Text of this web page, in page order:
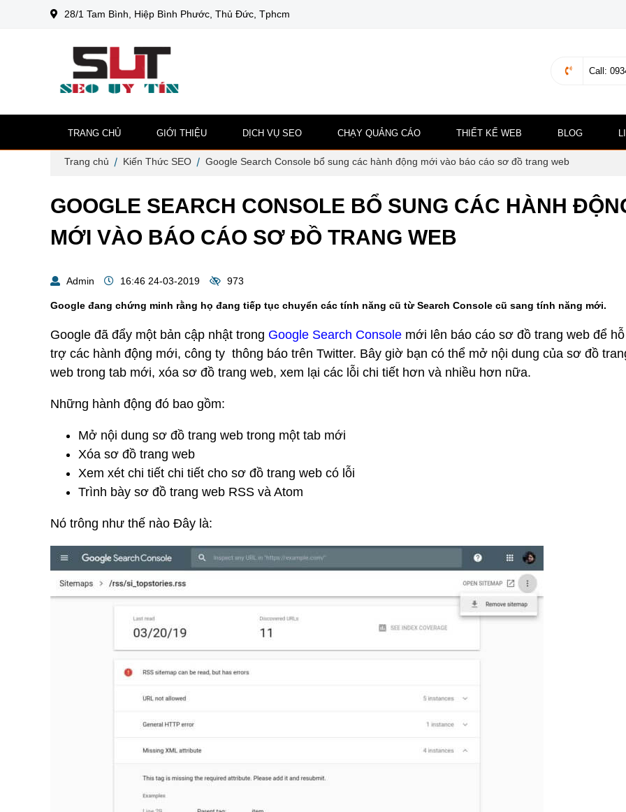
Trang chủ Kiến Thức SEO Google Search Console bổ sung các hành động mới vào báo cáo sơ đồ trang web
GOOGLE SEARCH CONSOLE BỔ SUNG CÁC HÀNH
MỚI VÀO BÁO CÁO SƠ ĐỒ TRANG WEB
Admin 16:46 24-03-2019 973
Google đang chứng minh rằng họ đang tiếp tục chuyển các tính năng cũ từ Search Console cũ sang tính năng mới.
Google đã đẩy một bản cập nhật trong Google Search Console mới lên báo cáo sơ đồ trang web để hỗ
trợ các hành động mới, công ty thông báo trên Twitter. Bây giờ bạn có thể mở nội dung của sơ đồ
web trong tab mới, xóa sơ đồ trang web, xem lại các lỗi chi tiết hơn và nhiều hơn nữa.
Những hành động đó bao gồm:
Mở nội dung sơ đồ trang web trong một tab mới
Xóa sơ đồ trang web
Xem xét chi tiết chi tiết cho sơ đồ trang web có lỗi
Trình bày sơ đồ trang web RSS và Atom
Nó trông như thế nào Đây là:
28/1 Tam Bình, Hiệp Bình Phước, Thủ Đức, Tphcm
Call :
TRANG CHỦ GIỚI THIỆU DỊCH VỤ SEO CHẠY QUẢNG CÁO THIẾT KẾ WEB BLOG